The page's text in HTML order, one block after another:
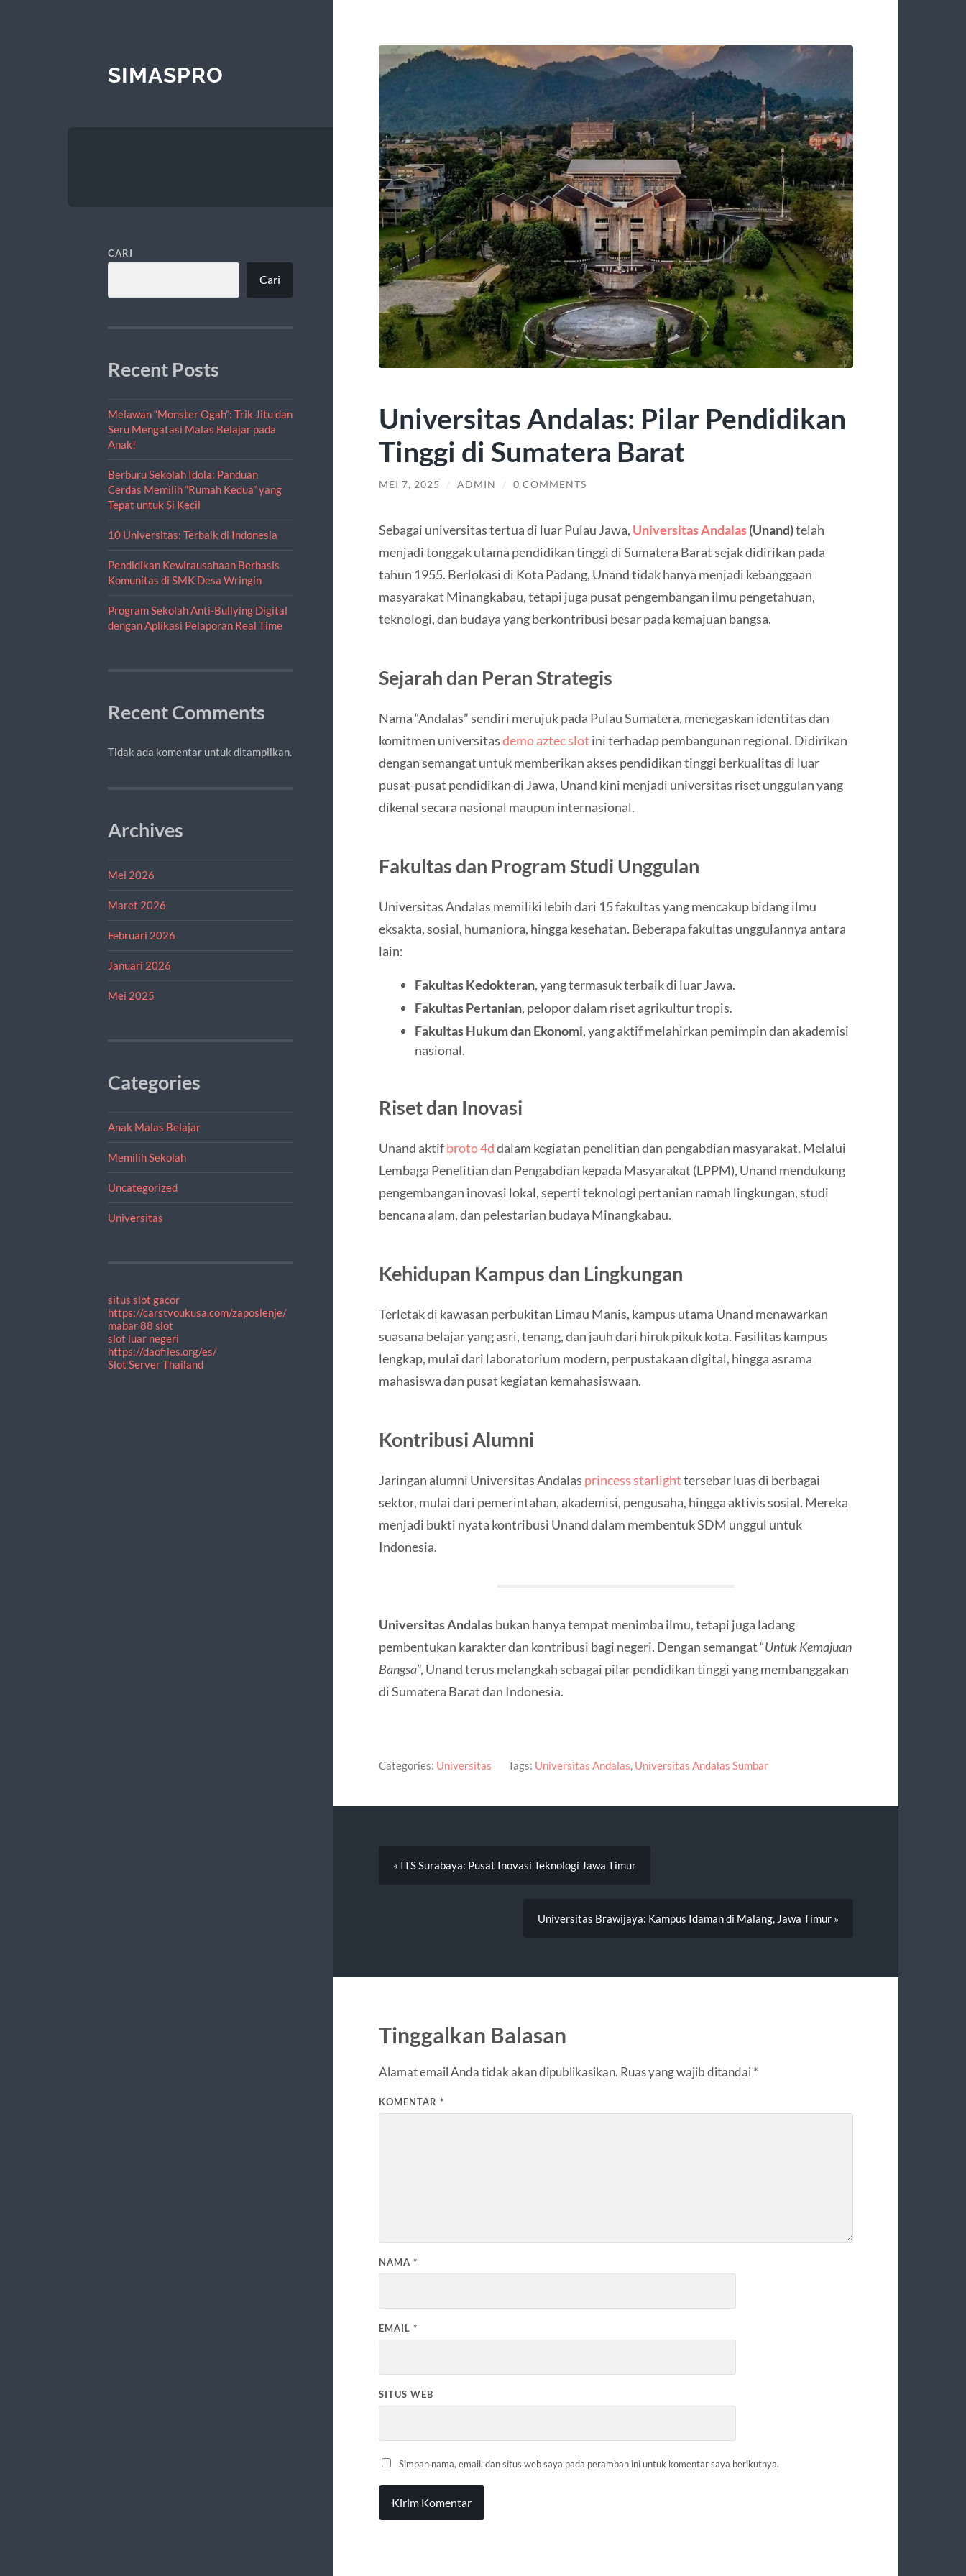
SIMASPRO
CARI
Cari
Recent Posts
Melawan “Monster Ogah”: Trik Jitu dan
Seru Mengatasi Malas Belajar pada
Anak!
Berburu Sekolah Idola: Panduan
Cerdas Memilih “Rumah Kedua” yang
Tepat untuk Si Kecil
10 Universitas: Terbaik di Indonesia
Pendidikan Kewirausahaan Berbasis
Komunitas di SMK Desa Wringin
Program Sekolah Anti-Bullying Digital
dengan Aplikasi Pelaporan Real Time
Recent Comments
Tidak ada komentar untuk ditampilkan.
Archives
Mei 2026
Maret 2026
Februari 2026
Januari 2026
Mei 2025
Categories
Anak Malas Belajar
Memilih Sekolah
Uncategorized
Universitas
situs slot gacor
https://carstvoukusa.com/zaposlenje/
mabar 88 slot
slot luar negeri
https://daofiles.org/es/
Slot Server Thailand
Universitas Andalas: Pilar Pendidikan
Tinggi di Sumatera Barat
MEI 7, 2025 / ADMIN / 0 COMMENTS
Sebagai universitas tertua di luar Pulau Jawa, Universitas Andalas(Unand)telah
menjadi tonggak utama pendidikan tinggi di Sumatera Barat sejak didirikan pada
tahun 1955. Berlokasi di Kota Padang, Unand tidak hanya menjadi kebanggaan
masyarakat Minangkabau, tetapi juga pusat pengembangan ilmu pengetahuan,
teknologi, dan budaya yang berkontribusi besar pada kemajuan bangsa.
Sejarah dan Peran Strategis
Nama “Andalas” sendiri merujuk pada Pulau Sumatera, menegaskan identitas dan
komitmen universitasdemo aztec slot ini terhadap pembangunan regional. Didirikan
dengan semangat untuk memberikan akses pendidikan tinggi berkualitas di luar
pusat-pusat pendidikan di Jawa, Unand kini menjadi universitas riset unggulan yang
dikenal secara nasional maupun internasional.
Fakultas dan Program Studi Unggulan
Universitas Andalas memiliki lebih dari 15 fakultas yang mencakup bidang ilmu
eksakta, sosial, humaniora, hingga kesehatan. Beberapa fakultas unggulannya antara
lain:
Fakultas Kedokteran, yang termasuk terbaik di luar Jawa.
Fakultas Pertanian, pelopor dalam riset agrikultur tropis.
Fakultas Hukum dan Ekonomi, yang aktif melahirkan pemimpin dan akademisi
nasional.
Riset dan Inovasi
Unand aktifbroto 4ddalam kegiatan penelitian dan pengabdian masyarakat. Melalui
Lembaga Penelitian dan Pengabdian kepada Masyarakat (LPPM), Unand mendukung
pengembangan inovasi lokal, seperti teknologi pertanian ramah lingkungan, studi
bencana alam, dan pelestarian budaya Minangkabau.
Kehidupan Kampus dan Lingkungan
Terletak di kawasan perbukitan Limau Manis, kampus utama Unand menawarkan
suasana belajar yang asri, tenang, dan jauh dari hiruk pikuk kota. Fasilitas kampus
lengkap, mulai dari laboratorium modern, perpustakaan digital, hingga asrama
mahasiswa dan pusat kegiatan kemahasiswaan.
Kontribusi Alumni
Jaringan alumni Universitas Andalas princess starlighttersebar luas di berbagai
sektor, mulai dari pemerintahan, akademisi, pengusaha, hingga aktivis sosial. Mereka
menjadi bukti nyata kontribusi Unand dalam membentuk SDM unggul untuk
Indonesia.
Universitas Andalasbukan hanya tempat menimba ilmu, tetapi juga ladang
pembentukan karakter dan kontribusi bagi negeri. Dengan semangat “Untuk Kemajuan
Bangsa”, Unand terus melangkah sebagai pilar pendidikan tinggi yang membanggakan
di Sumatera Barat dan Indonesia.
Categories: Universitas Tags: Universitas Andalas, Universitas Andalas Sumbar
« ITS Surabaya: Pusat Inovasi Teknologi Jawa Timur
Universitas Brawijaya: Kampus Idaman di Malang, Jawa Timur »
Tinggalkan Balasan
Alamat email Anda tidak akan dipublikasikan. Ruas yang wajib ditandai *
KOMENTAR *
NAMA *
EMAIL *
SITUS WEB
Simpan nama, email, dan situs web saya pada peramban ini untuk komentar saya berikutnya.